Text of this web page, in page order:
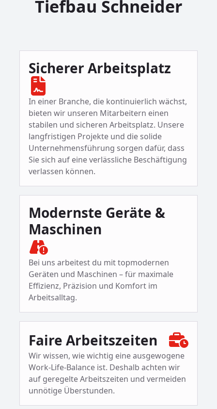
Tiefbau Schneider
Sicherer Arbeitsplatz
In einer Branche, die kontinuierlich wächst,
bieten wir unseren Mitarbeitern einen
stabilen und sicheren Arbeitsplatz. Unsere
langfristigen Projekte und die solide
Unternehmensführung sorgen dafür, dass
Sie sich auf eine verlässliche Beschäftigung
verlassen können.
Modernste Geräte &
Maschinen
Bei uns arbeitest du mit topmodernen
Geräten und Maschinen – für maximale
Effizienz, Präzision und Komfort im
Arbeitsalltag.
Faire Arbeitszeiten
Wir wissen, wie wichtig eine ausgewogene
Work-Life-Balance ist. Deshalb achten wir
auf geregelte Arbeitszeiten und vermeiden
unnötige Überstunden.